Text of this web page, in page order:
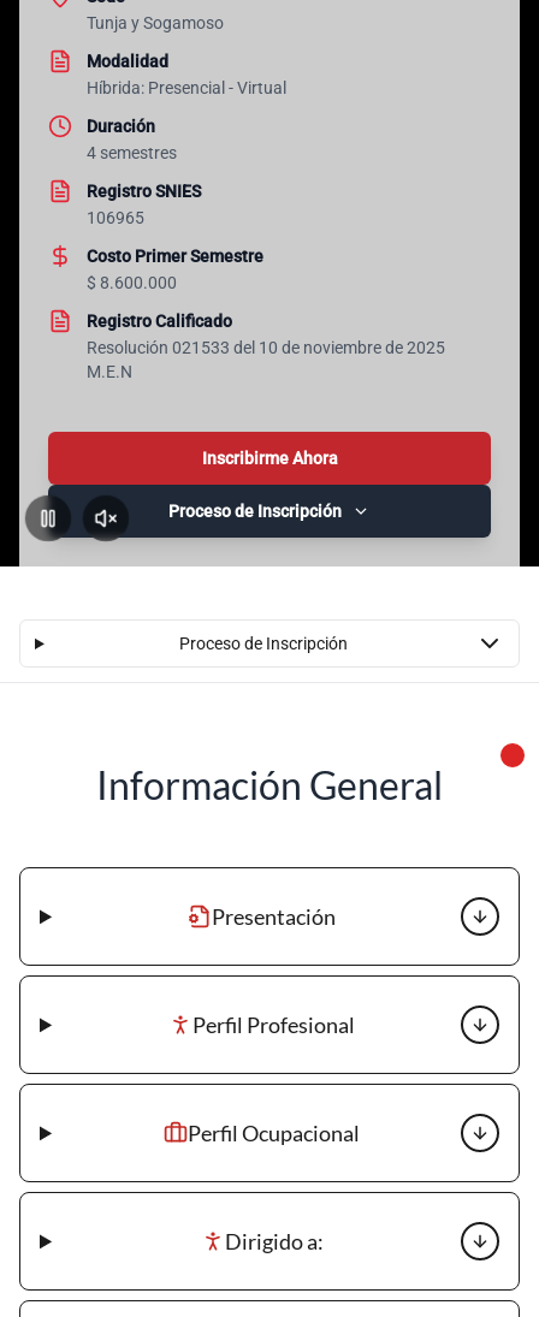
Pausar
Activar
Tunja y Sogamoso
Modalidad
Híbrida: Presencial - Virtual
Duración
4 semestres
Registro SNIES
106965
Costo Primer Semestre
$ 8.600.000
Registro Calificado
Resolución 021533 del 10 de noviembre de 2025
M.E.N
Inscribirme Ahora
Proceso de Inscripción
Proceso de Inscripción
Información General
Presentación
Perfil Profesional
Perfil Ocupacional
Dirigido a: